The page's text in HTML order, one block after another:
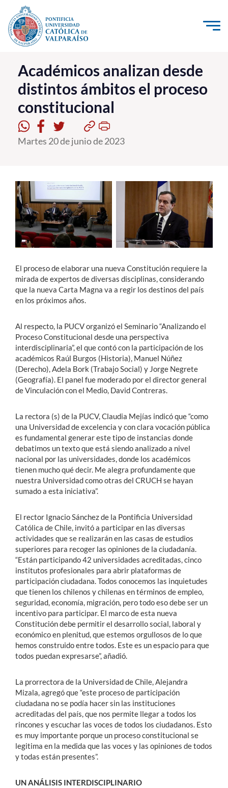
Click acá para ir directamente al contenido
La Universidad
Investigación, Creación e Innovación
PUCV Internacional
Vinculación con el Medio
Pregrado
Postgrado
Formación Continua
Académicos
Funcionarios
English
Académicos analizan desde
distintos ámbitos el proceso
constitucional
Martes 20 de junio de 2023
El proceso de elaborar una nueva Constitución requiere la
mirada de expertos de diversas disciplinas, considerando
que la nueva Carta Magna va a regir los destinos del país
en los próximos años.
Al respecto, la PUCV organizó el Seminario “Analizando el
Proceso Constitucional desde una perspectiva
interdisciplinaria”, el que contó con la participación de los
académicos Raúl Burgos (Historia), Manuel Núñez
(Derecho), Adela Bork (Trabajo Social) y Jorge Negrete
(Geografía). El panel fue moderado por el director general
de Vinculación con el Medio, David Contreras.
La rectora (s) de la PUCV, Claudia Mejías indicó que “como
una Universidad de excelencia y con clara vocación pública
es fundamental generar este tipo de instancias donde
debatimos un texto que está siendo analizado a nivel
nacional por las universidades, donde los académicos
tienen mucho qué decir. Me alegra profundamente que
nuestra Universidad como otras del CRUCH se hayan
sumado a esta iniciativa”.
El rector Ignacio Sánchez de la Pontificia Universidad
Católica de Chile, invitó a participar en las diversas
actividades que se realizarán en las casas de estudios
superiores para recoger las opiniones de la ciudadanía.
“Están participando 42 universidades acreditadas, cinco
institutos profesionales para abrir plataformas de
participación ciudadana. Todos conocemos las inquietudes
que tienen los chilenos y chilenas en términos de empleo,
seguridad, economía, migración, pero todo eso debe ser un
incentivo para participar. El marco de esta nueva
Constitución debe permitir el desarrollo social, laboral y
económico en plenitud, que estemos orgullosos de lo que
hemos construido entre todos. Este es un espacio para que
todos puedan expresarse”, añadió.
La prorrectora de la Universidad de Chile, Alejandra
Mizala, agregó que “este proceso de participación
ciudadana no se podía hacer sin las instituciones
acreditadas del país, que nos permite llegar a todos los
rincones y escuchar las voces de todos los ciudadanos. Esto
es muy importante porque un proceso constitucional se
legitima en la medida que las voces y las opiniones de todos
y todas están presentes”.
UN ANÁLISIS INTERDISCIPLINARIO